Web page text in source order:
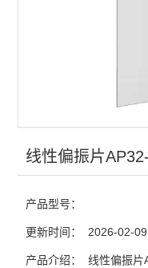
合束镜
窗口片
棱镜
线性偏振片
产品型号：
更新时间： 2026-02-09
产品介绍：
线性偏振片